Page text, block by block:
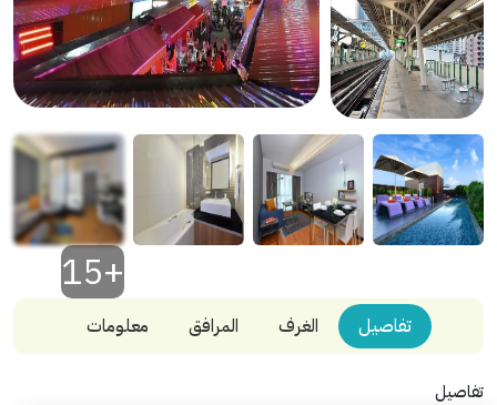
+15
تفاصيل الغرف المرافق معلومات
تفاصيل